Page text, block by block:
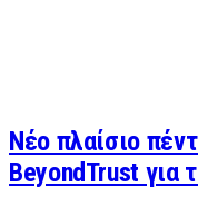
Νέο πλαίσιο
BeyondTrust για